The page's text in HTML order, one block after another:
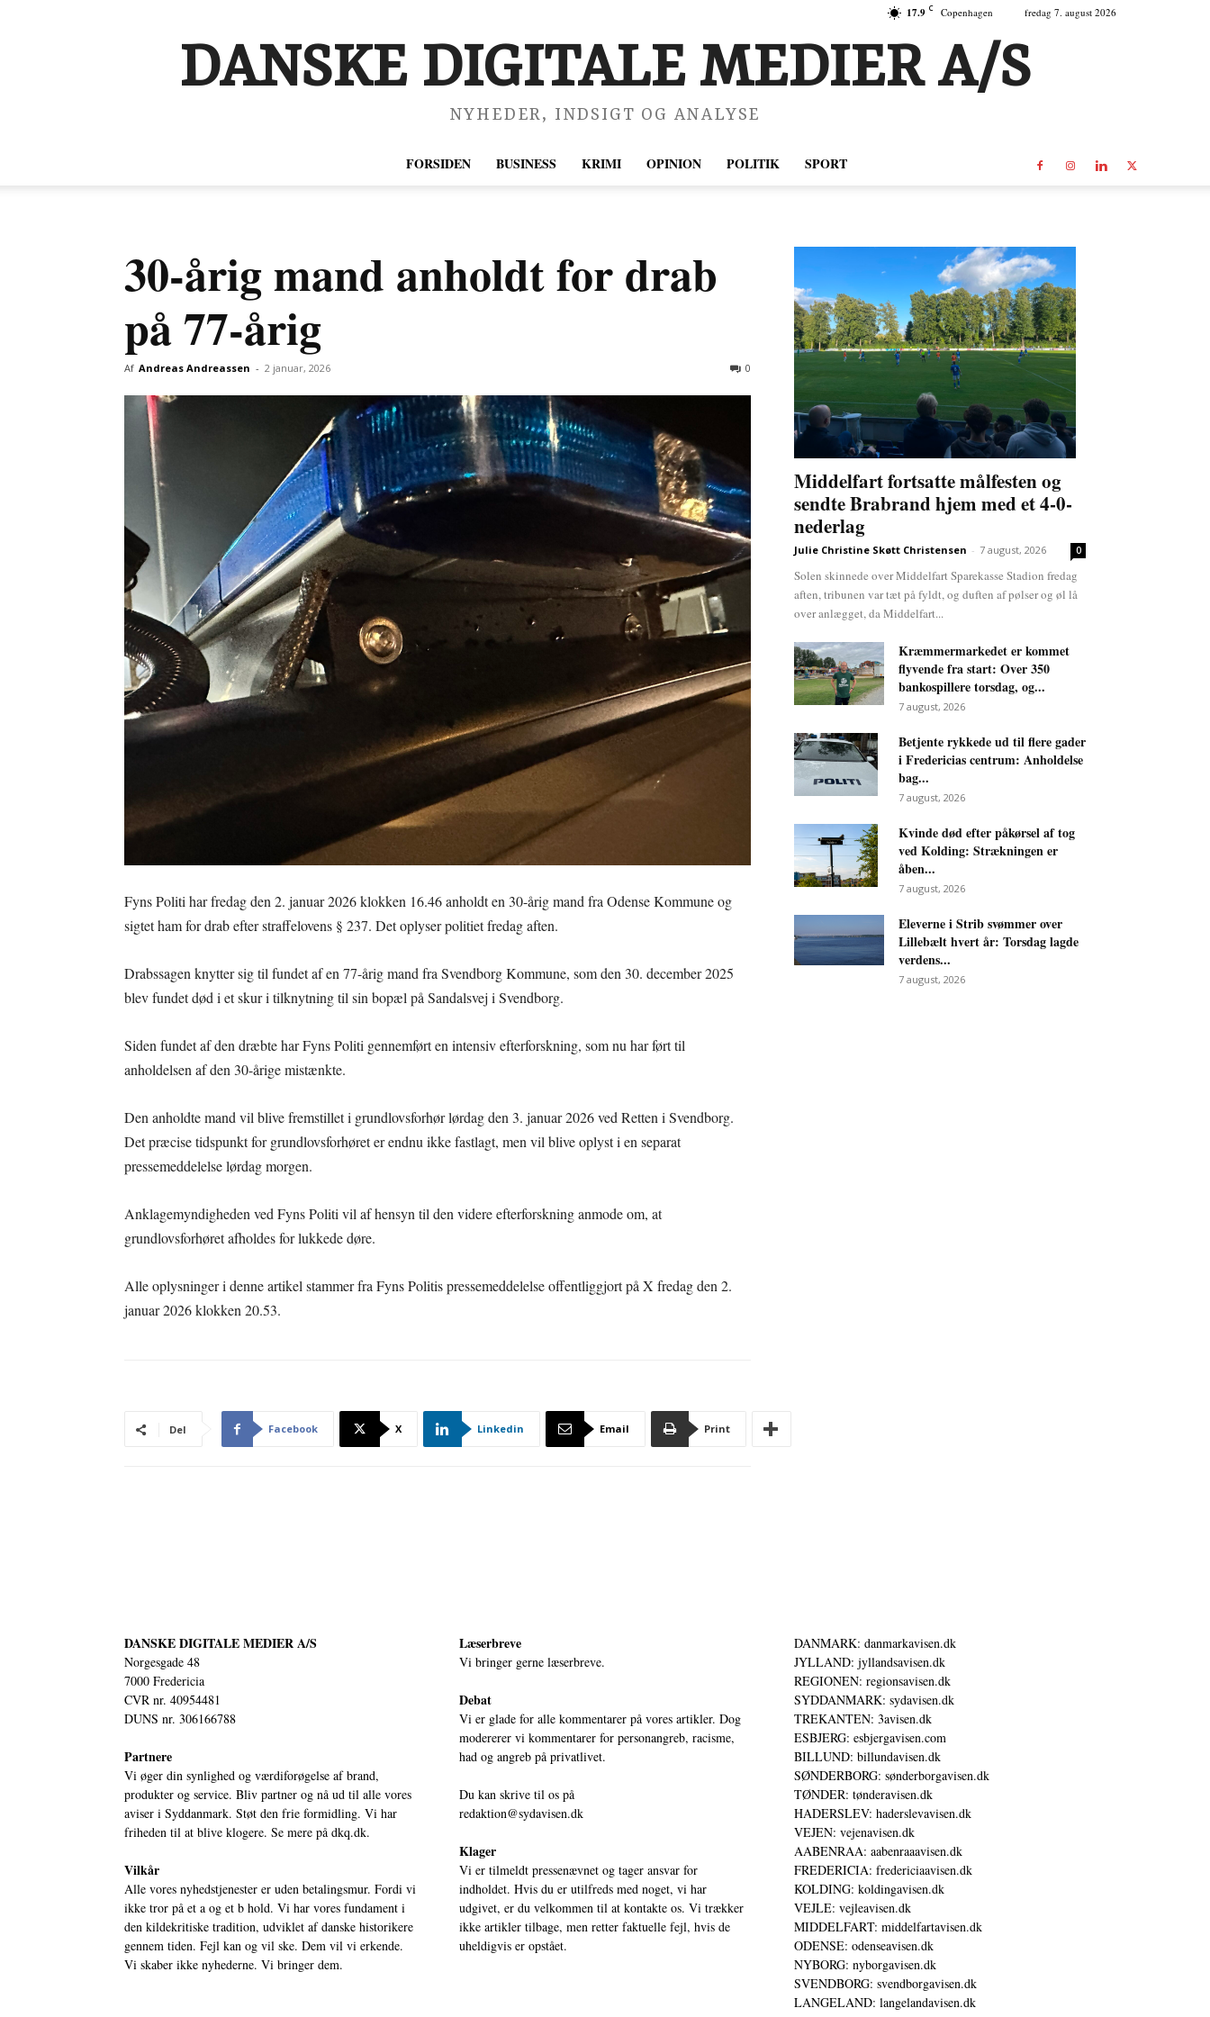
17.9 C Copenhagen fredag 7. august 2026
DANSKE DIGITALE MEDIER A/S
NYHEDER, INDSIGT OG ANALYSE
FORSIDEN BUSINESS KRIMI OPINION POLITIK SPORT
30-årig mand anholdt for drab
på 77-årig
Af Andreas Andreassen - 2 januar, 2026 0
Fyns Politi har fredag den 2. januar 2026 klokken 16.46 anholdt en 30-årig mand fra Odense Kommune og
sigtet ham for drab efter straffelovens § 237. Det oplyser politiet fredag aften.
Drabssagen knytter sig til fundet af en 77-årig mand fra Svendborg Kommune, som den 30. december 2025
blev fundet død i et skur i tilknytning til sin bopæl på Sandalsvej i Svendborg.
Siden fundet af den dræbte har Fyns Politi gennemført en intensiv efterforskning, som nu har ført til
anholdelsen af den 30-årige mistænkte.
Den anholdte mand vil blive fremstillet i grundlovsforhør lørdag den 3. januar 2026 ved Retten i Svendborg.
Det præcise tidspunkt for grundlovsforhøret er endnu ikke fastlagt, men vil blive oplyst i en separat
pressemeddelelse lørdag morgen.
Anklagemyndigheden ved Fyns Politi vil af hensyn til den videre efterforskning anmode om, at
grundlovsforhøret afholdes for lukkede døre.
Alle oplysninger i denne artikel stammer fra Fyns Politis pressemeddelelse offentliggjort på X fredag den 2.
januar 2026 klokken 20.53.
Del Facebook X Linkedin Email Print
Middelfart fortsatte målfesten og
sendte Brabrand hjem med et 4-0-
nederlag
Julie Christine Skøtt Christensen - 7 august, 2026 0
Solen skinnede over Middelfart Sparekasse Stadion fredag
aften, tribunen var tæt på fyldt, og duften af pølser og øl lå
over anlægget, da Middelfart...
Kræmmermarkedet er kommet
flyvende fra start: Over 350
bankospillere torsdag, og...
7 august, 2026
Betjente rykkede ud til flere gader
i Fredericias centrum: Anholdelse
bag...
7 august, 2026
Kvinde død efter påkørsel af tog
ved Kolding: Strækningen er
åben...
7 august, 2026
Eleverne i Strib svømmer over
Lillebælt hvert år: Torsdag lagde
verdens...
7 august, 2026
DANSKE DIGITALE MEDIER A/S
Norgesgade 48
7000 Fredericia
CVR nr. 40954481
DUNS nr. 306166788
Partnere
Vi øger din synlighed og værdiforøgelse af brand,
produkter og service. Bliv partner og nå ud til alle vores
aviser i Syddanmark. Støt den frie formidling. Vi har
friheden til at blive klogere. Se mere på dkq.dk.
Vilkår
Alle vores nyhedstjenester er uden betalingsmur. Fordi vi
ikke tror på et a og et b hold. Vi har vores fundament i
den kildekritiske tradition, udviklet af danske historikere
gennem tiden. Fejl kan og vil ske. Dem vil vi erkende.
Vi skaber ikke nyhederne. Vi bringer dem.
Læserbreve
Vi bringer gerne læserbreve.
Debat
Vi er glade for alle kommentarer på vores artikler. Dog
modererer vi kommentarer for personangreb, racisme,
had og angreb på privatlivet.
Du kan skrive til os på
redaktion@sydavisen.dk
Klager
Vi er tilmeldt pressenævnet og tager ansvar for
indholdet. Hvis du er utilfreds med noget, vi har
udgivet, er du velkommen til at kontakte os. Vi trækker
ikke artikler tilbage, men retter faktuelle fejl, hvis de
uheldigvis er opstået.
DANMARK: danmarkavisen.dk
JYLLAND: jyllandsavisen.dk
REGIONEN: regionsavisen.dk
SYDDANMARK: sydavisen.dk
TREKANTEN: 3avisen.dk
ESBJERG: esbjergavisen.com
BILLUND: billundavisen.dk
SØNDERBORG: sønderborgavisen.dk
TØNDER: tønderavisen.dk
HADERSLEV: haderslevavisen.dk
VEJEN: vejenavisen.dk
AABENRAA: aabenraaavisen.dk
FREDERICIA: fredericiaavisen.dk
KOLDING: koldingavisen.dk
VEJLE: vejleavisen.dk
MIDDELFART: middelfartavisen.dk
ODENSE: odenseavisen.dk
NYBORG: nyborgavisen.dk
SVENDBORG: svendborgavisen.dk
LANGELAND: langelandavisen.dk